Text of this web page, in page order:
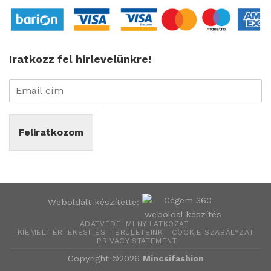
Iratkozz fel hírlevelünkre!
Feliratkozom
Weboldalt készítette:
ADATVÉDELMI NYILATKOZAT
KIEMELT ÉRTÉKESÍTÉSI TERÜLETEINK
COOKIE SZABÁLYZAT
PRIVACY STATEMENT
Copyright ©2026 Mincsifashion